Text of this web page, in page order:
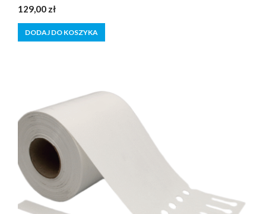
0
z
5
129,00 zł
DODAJ DO KOSZYKA